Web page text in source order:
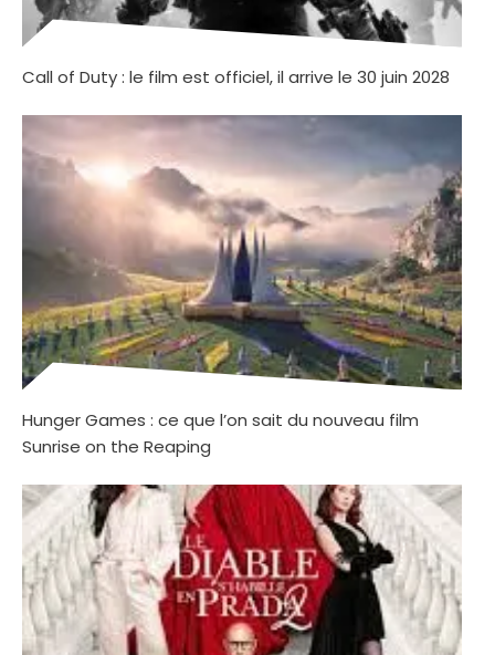
Call of Duty : le film est officiel, il arrive le 30 juin 2028
Hunger Games : ce que l’on sait du nouveau film
Sunrise on the Reaping